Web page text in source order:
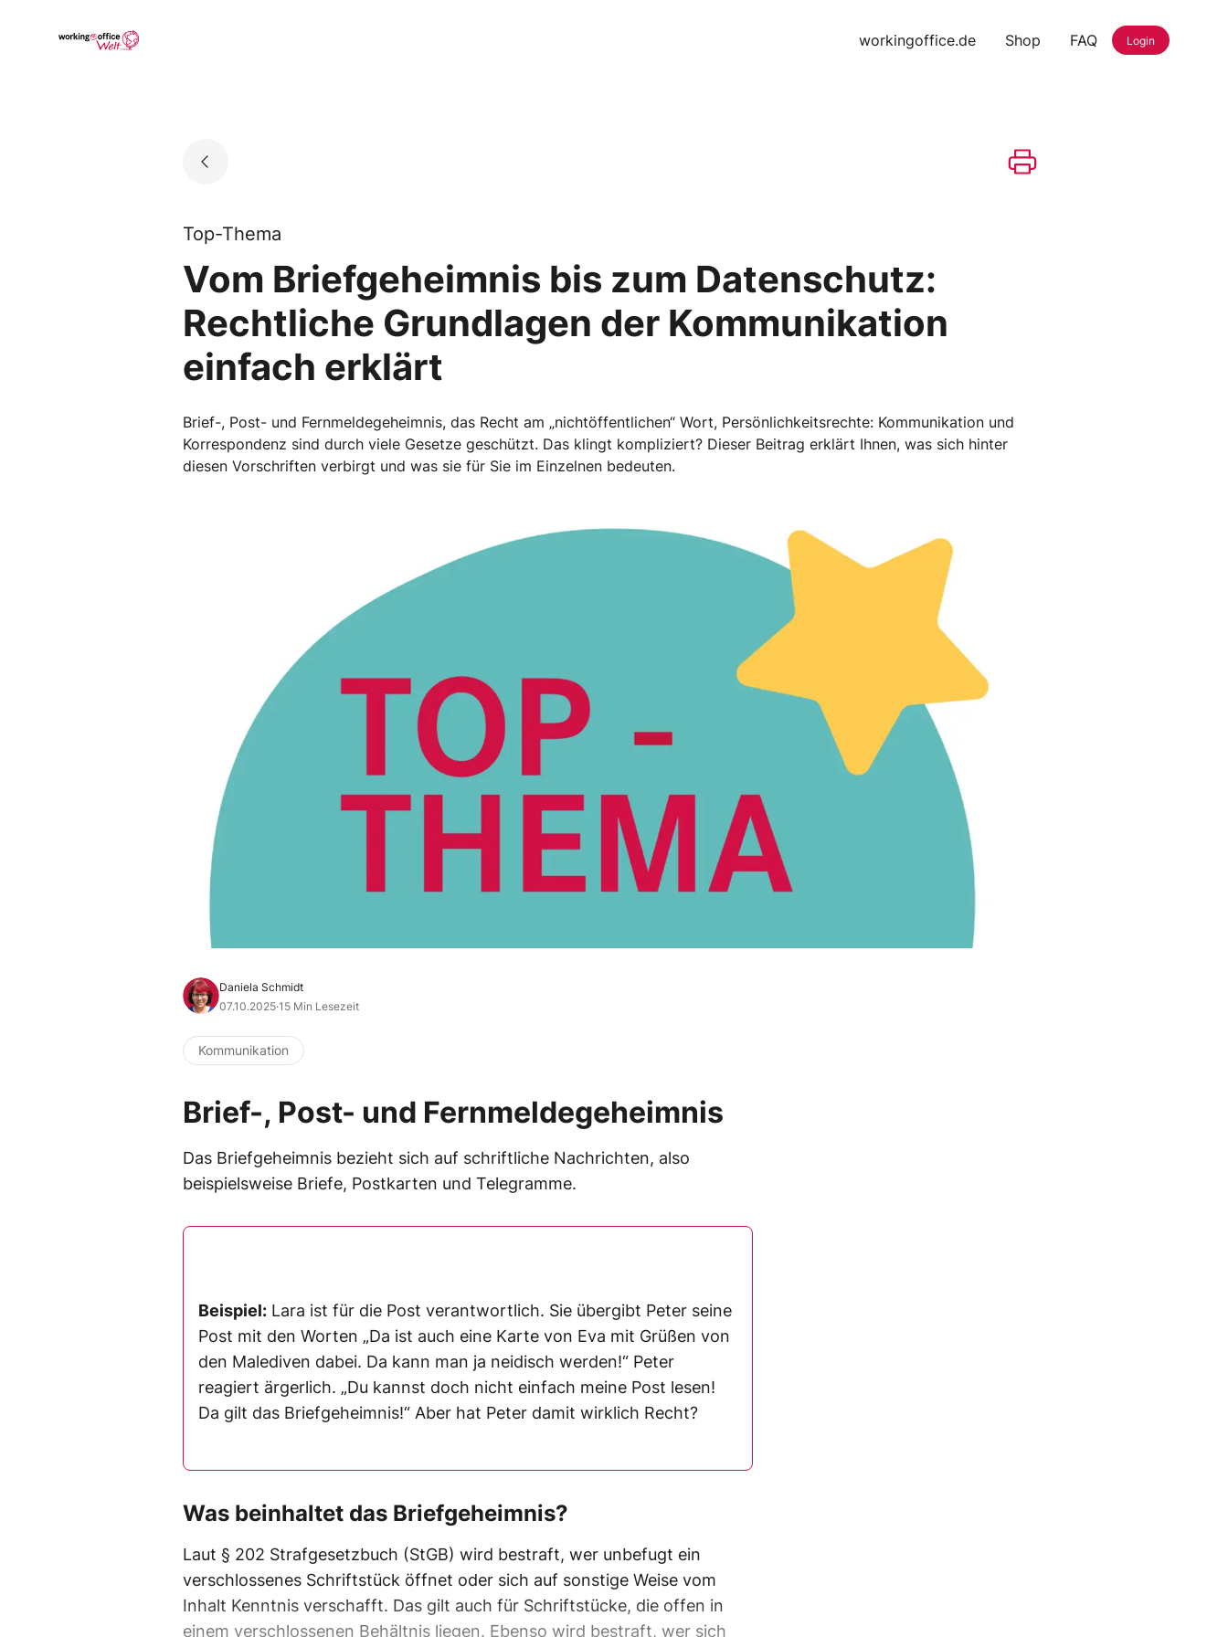
Go to landing page. workingoffice.de Shop FAQ Login
Top-Thema
Vom Briefgeheimnis bis zum Datenschutz:
Rechtliche Grundlagen der Kommunikation
einfach erklärt
Brief-, Post- und Fernmeldegeheimnis, das Recht am „nichtöffentlichen“ Wort, Persönlichkeitsrechte: Kommunikation und
Korrespondenz sind durch viele Gesetze geschützt. Das klingt kompliziert? Dieser Beitrag erklärt Ihnen, was sich hinter
diesen Vorschriften verbirgt und was sie für Sie im Einzelnen bedeuten.
Daniela Schmidt
07.10.2025·15 Min Lesezeit
Kommunikation
Brief-, Post- und Fernmeldegeheimnis
Das Briefgeheimnis bezieht sich auf schriftliche Nachrichten, also
beispielsweise Briefe, Postkarten und Telegramme.
Beispiel: Lara ist für die Post verantwortlich. Sie übergibt Peter seine
Post mit den Worten „Da ist auch eine Karte von Eva mit Grüßen von
den Malediven dabei. Da kann man ja neidisch werden!“ Peter
reagiert ärgerlich. „Du kannst doch nicht einfach meine Post lesen!
Da gilt das Briefgeheimnis!“ Aber hat Peter damit wirklich Recht?
Was beinhaltet das Briefgeheimnis?
Laut § 202 Strafgesetzbuch (StGB) wird bestraft, wer unbefugt ein
verschlossenes Schriftstück öffnet oder sich auf sonstige Weise vom
Inhalt Kenntnis verschafft. Das gilt auch für Schriftstücke, die offen in
einem verschlossenen Behältnis liegen. Ebenso wird bestraft, wer sich